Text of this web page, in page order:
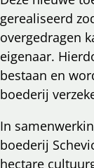
gerealiseerd
overgedragen
eigenaar.
bestaan en
boederij
In
boederij
hectare